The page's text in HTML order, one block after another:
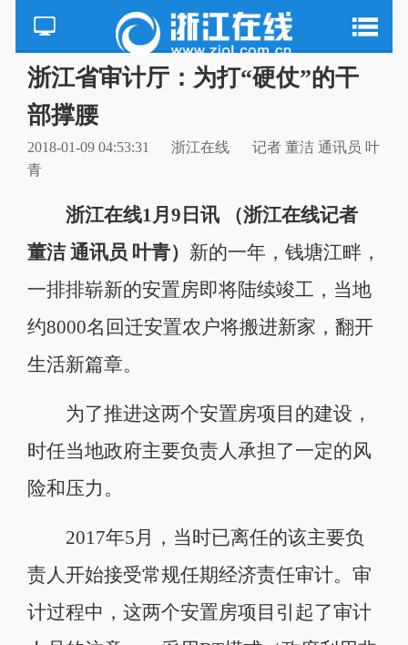
浙江省审计厅：为打“硬仗”的干
部撑腰
2018-01-09 04:53:31 浙江在线
记者 董洁 通讯员 叶
青
浙江在线1月9日讯 （浙江在线记者
董洁 通讯员 叶青） 新的一年，钱塘江畔，
一排排崭新的安置房即将陆续竣工，当地
约8000名回迁安置农户将搬进新家，翻开
生活新篇章。
为了推进这两个安置房项目的建设，
时任当地政府主要负责人承担了一定的风
险和压力。
2017年5月，当时已离任的该主要负
责人开始接受常规任期经济责任审计。审
计过程中，这两个安置房项目引起了审计